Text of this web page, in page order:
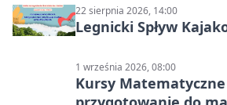
22 sierpnia 2026, 14:00
Legnicki Spływ
1 września 2026, 08:00
Kursy